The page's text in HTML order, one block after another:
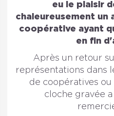
eu le plaisir
chaleureusement un
coopérative ayant
en fin
Après un retour
représentations dans
de coopératives ou
cloche gravée